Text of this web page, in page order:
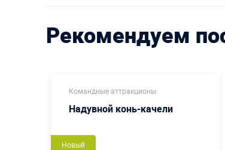
Рекомендуем
Командные аттракционы
Надувной конь-качели
Новый